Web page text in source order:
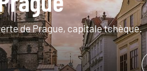
de Prague, capitale tchèque.